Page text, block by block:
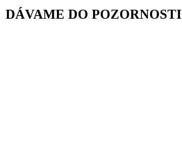
DÁVAME DO POZORNOSTI